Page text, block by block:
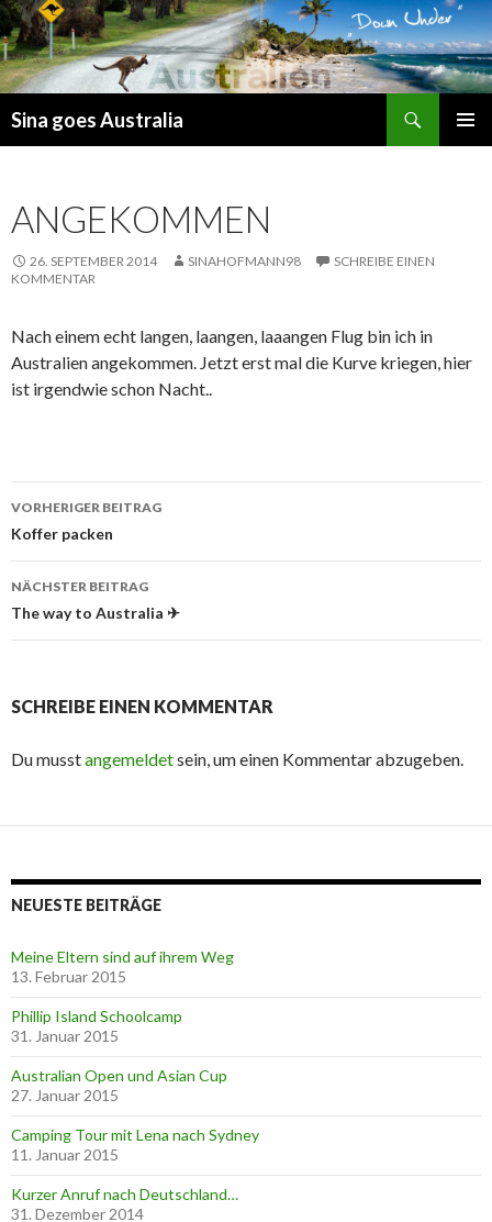
Sina goes Australia
ANGEKOMMEN
26. SEPTEMBER 2014 SINAHOFMANN98
SCHREIBE EINEN
KOMMENTAR
Nach einem echt langen, laangen, laaangen Flug bin ich in
Australien angekommen. Jetzt erst mal die Kurve kriegen, hier
ist irgendwie schon Nacht..
Beitrags-
Navigation
VORHERIGER BEITRAG
Koffer packen
NÄCHSTER BEITRAG
The way to Australia ✈
SCHREIBE EINEN KOMMENTAR
Du musstangemeldetsein, um einen Kommentar abzugeben.
NEUESTE BEITRÄGE
Meine Eltern sind auf ihrem Weg
13. Februar 2015
Phillip Island Schoolcamp
31. Januar 2015
Australian Open und Asian Cup
27. Januar 2015
Camping Tour mit Lena nach Sydney
11. Januar 2015
Kurzer Anruf nach Deutschland…
31. Dezember 2014